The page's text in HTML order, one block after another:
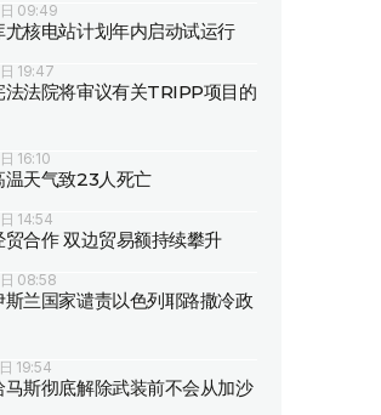
09:49
尤核电站计划年内启动试运行
19:47
法法院将审议有关TRIPP项目的
16:10
温天气致23人死亡
14:54
贸合作 双边贸易额持续攀升
08:58
斯兰国家谴责以色列耶路撒冷政
19:54
马斯彻底解除武装前不会从加沙